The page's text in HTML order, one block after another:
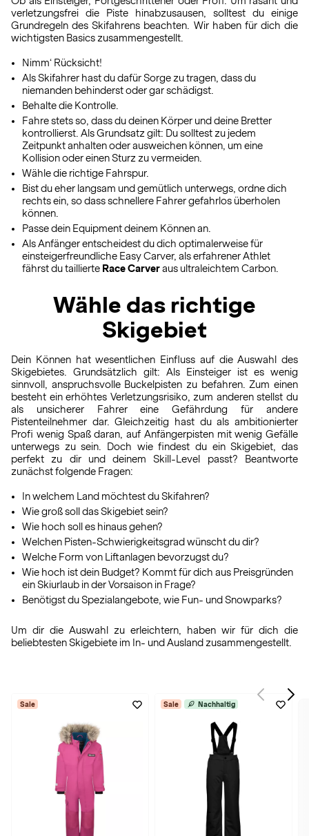
verletzungsfrei die Piste hinabzusausen, solltest du einige
Grundregeln des Skifahrens beachten. Wir haben für dich die
wichtigsten Basics zusammengestellt.
Nimm‘ Rücksicht!
Als Skifahrer hast du dafür Sorge zu tragen, dass du
niemanden behinderst oder gar schädigst.
Behalte die Kontrolle.
Fahre stets so, dass du deinen Körper und deine Bretter
kontrollierst. Als Grundsatz gilt: Du solltest zu jedem
Zeitpunkt anhalten oder ausweichen können, um eine
Kollision oder einen Sturz zu vermeiden.
Wähle die richtige Fahrspur.
Bist du eher langsam und gemütlich unterwegs, ordne dich
rechts ein, so dass schnellere Fahrer gefahrlos überholen
können.
Passe dein Equipment deinem Können an.
Als Anfänger entscheidest du dich optimalerweise für
einsteigerfreundliche Easy Carver, als erfahrener Athlet
fährst du taillierte Race Carveraus ultraleichtem Carbon.
Wähle das richtige
Skigebiet
Dein Können hat wesentlichen Einfluss auf die Auswahl des
Skigebietes. Grundsätzlich gilt: Als Einsteiger ist es wenig
sinnvoll, anspruchsvolle Buckelpisten zu befahren. Zum einen
besteht ein erhöhtes Verletzungsrisiko, zum anderen stellst du
als unsicherer Fahrer eine Gefährdung für andere
Pistenteilnehmer dar. Gleichzeitig hast du als ambitionierter
Profi wenig Spaß daran, auf Anfängerpisten mit wenig Gefälle
unterwegs zu sein. Doch wie findest du ein Skigebiet, das
perfekt zu dir und deinem Skill-Level passt? Beantworte
zunächst folgende Fragen:
In welchem Land möchtest du Skifahren?
Wie groß soll das Skigebiet sein?
Wie hoch soll es hinaus gehen?
Welchen Pisten-Schwierigkeitsgrad wünscht du dir?
Welche Form von Liftanlagen bevorzugst du?
Wie hoch ist dein Budget? Kommt für dich aus Preisgründen
ein Skiurlaub in der Vorsaison in Frage?
Benötigst du Spezialangebote, wie Fun- und Snowparks?
Um dir die Auswahl zu erleichtern, haben wir für dich die
beliebtesten Skigebiete im In- und Ausland zusammengestellt.
Sale Sale Nachhaltig